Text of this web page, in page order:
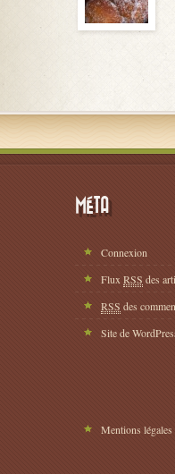
MÉTA
Connexion
FluxRSS des
RSS des
Site de
Mentions légales